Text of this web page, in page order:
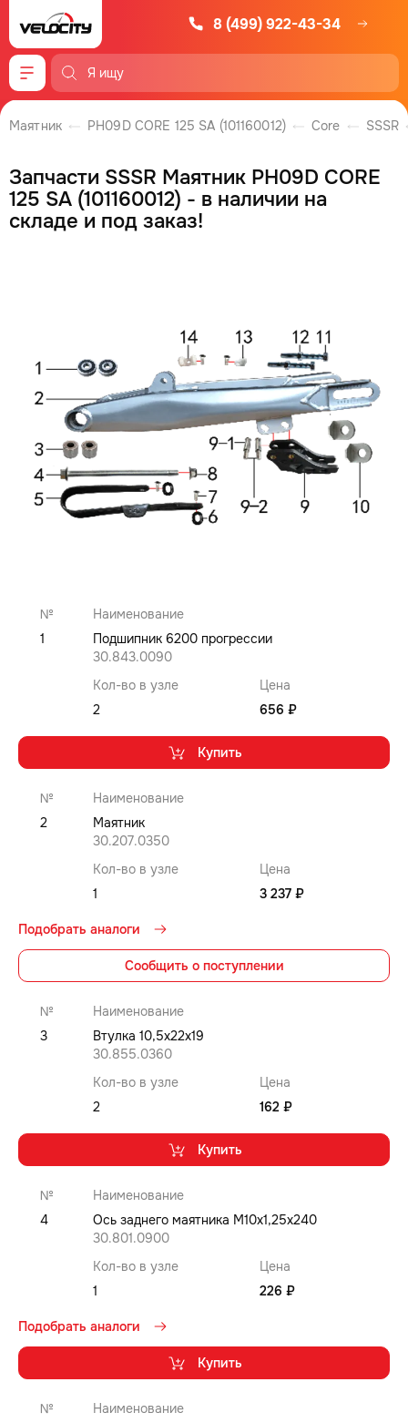
8 (499) 922-43-34
Меню
SSSR
Core
PH09D CORE 125 SA (101160012)
Маятник
Запчасти SSSR Маятник PH09D CORE
125 SA (101160012) - в наличии на
складе и под заказ!
№
Наименование
1
Подшипник 6200 прогрессии
30.843.0090
Кол-во в узле
Цена
2
656 ₽
Купить
№
Наименование
2
Маятник
30.207.0350
Кол-во в узле
Цена
1
3 237 ₽
Сообщить о поступлении
Подобрать аналоги
№
Наименование
3
Втулка 10,5x22x19
30.855.0360
Кол-во в узле
Цена
2
162 ₽
Купить
№
Наименование
4
Ось заднего маятника M10x1,25x240
30.801.0900
Кол-во в узле
Цена
1
226 ₽
Купить
Подобрать аналоги
№
Наименование